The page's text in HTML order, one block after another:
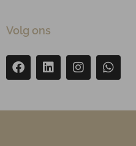
Volg ons